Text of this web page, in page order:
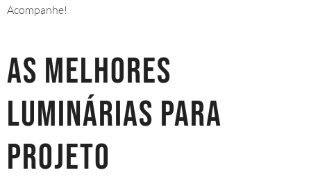
Acompanhe!
As melhores
luminárias para
projeto